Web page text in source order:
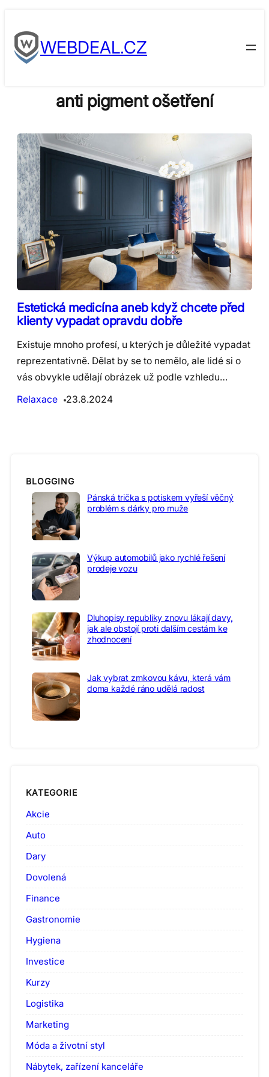
to
contentWEBDEAL.CZ
anti pigment ošetření
Estetická medicína aneb když chcete před
klienty vypadat opravdu dobře
Existuje mnoho profesí, u kterých je důležité vypadat
reprezentativně. Dělat by se to nemělo, ale lidé si o
vás obvykle udělají obrázek už podle vzhledu…
Relaxace
23.8.2024
BLOGGING
Pánská trička s potiskem vyřeší věčný
problém s dárky pro muže
Výkup automobilů jako rychlé řešení
prodeje vozu
Dluhopisy republiky znovu lákají davy,
jak ale obstojí proti dalším cestám ke
zhodnocení
Jak vybrat zrnkovou kávu, která vám
doma každé ráno udělá radost
KATEGORIE
Akcie
Auto
Dary
Dovolená
Finance
Gastronomie
Hygiena
Investice
Kurzy
Logistika
Marketing
Móda a životní styl
Nábytek, zařízení kanceláře